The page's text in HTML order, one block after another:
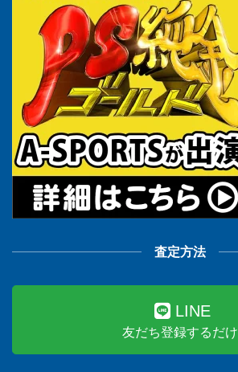
査定方法
LINE
友だち登録するだけ